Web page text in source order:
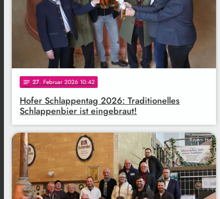
notes 27. Februar 2026 10:42
Hofer Schlappentag 2026: Traditionelles
Schlappenbier ist eingebraut!
Bayern Hof